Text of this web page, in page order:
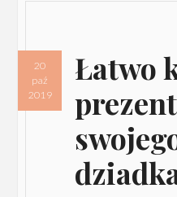
Łatwo
20
paź
2019